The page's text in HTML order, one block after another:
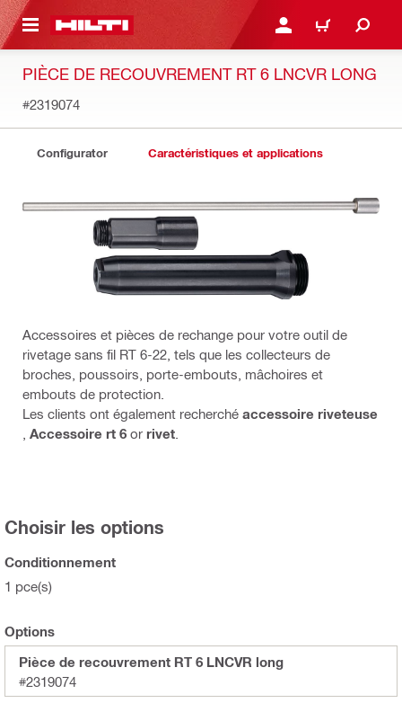
SE CONNECTER OU
PANIER
PIÈCE DE RECOUVREMENT RT 6 LNCVR LONG
#2319074
Configurator Caractéristiques et applications
Accessoires et pièces de rechange pour votre outil de
rivetage sans fil RT 6-22, tels que les collecteurs de
broches, poussoirs, porte-embouts, mâchoires et
embouts de protection.
Les clients ont également recherché accessoire riveteuse
Accessoire rt 6 or rivet
Choisir les options
Conditionnement
1 pce(s)
Options
Pièce de recouvrement RT 6 LNCVR long
#2319074